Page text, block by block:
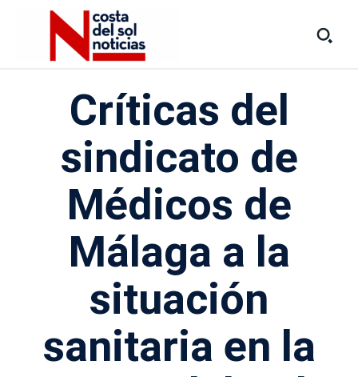
Críticas del
sindicato de
Médicos de
Málaga a la
situación
sanitaria en la